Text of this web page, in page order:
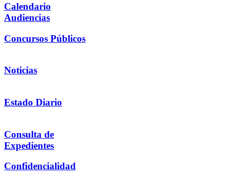
Calendario
Audiencias
Concursos Públicos
Noticias
Estado Diario
Consulta de
Expedientes
Confidencialidad